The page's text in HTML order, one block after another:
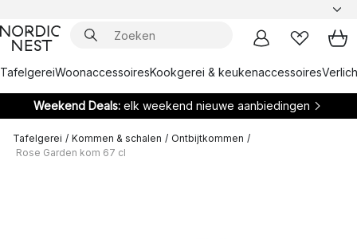
TafelgereiWoonaccessoiresKookgerei & keukenaccessoires
Weekend Deals: elk weekend nieuwe aanbiedingen
Tafelgerei / Kommen & schalen / Ontbijtkommen /
Rose Garden kom 67 cl